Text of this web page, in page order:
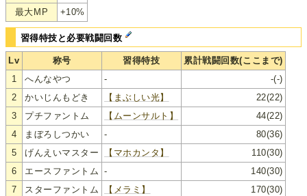
最大MP
+10%
習得特技と必要戦闘回数
Lv 称号 習得特技
累計戦闘回数(ここまで)
1
へんなやつ -
-(-)
2
かいじんもどき 【まぶしい光】
22(22)
3
プチファントム 【ムーンサルト】
44(22)
4
まぼろしつかい -
80(36)
5
げんえいマスター 【マホカンタ】
110(30)
6
エースファントム -
140(30)
7
スターファントム 【メラミ】
170(30)